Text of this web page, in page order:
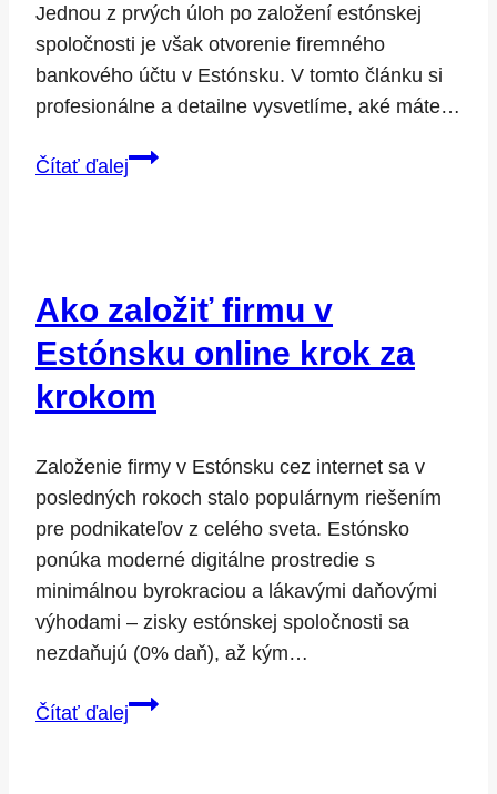
Jednou z prvých úloh po založení estónskej
spoločnosti je však otvorenie firemného
bankového účtu v Estónsku. V tomto článku si
profesionálne a detailne vysvetlíme, aké máte…
Čítať ďalejFiremný
možnosti
a
postup
otvorenia
Ako založiť firmu v
Estónsku online krok za
krokom
Založenie firmy v Estónsku cez internet sa v
posledných rokoch stalo populárnym riešením
pre podnikateľov z celého sveta. Estónsko
ponúka moderné digitálne prostredie s
minimálnou byrokraciou a lákavými daňovými
výhodami – zisky estónskej spoločnosti sa
nezdaňujú (0% daň), až kým…
Čítať ďalejAko